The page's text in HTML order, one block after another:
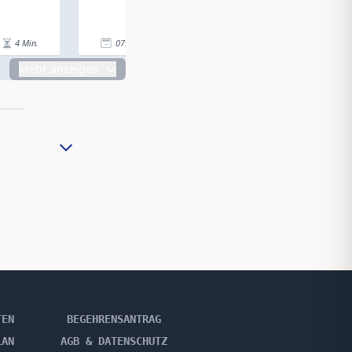
4 Min. 07.11.25
BEGEHRENSANTRAG
AGB & DATENSCHUTZ